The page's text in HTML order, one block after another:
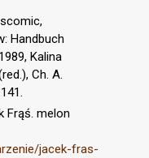
Handbuch
Kalina
Ch. A.
Frąś. melon
jacek-fras-